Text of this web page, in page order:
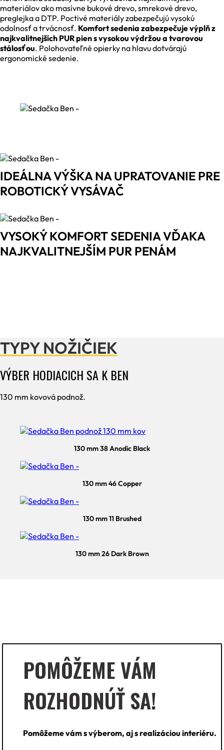
materiálov ako masívne bukové drevo, smrekové drevo,
preglejka a DTP. Poctivé materiály zabezpečujú vysokú
odolnosť a trvácnosť. Komfort sedenia zabezpečuje výplň z
najkvalitnejších PUR pien s vysokou výdržou a tvarovou
stálosťou. Polohovateľné opierky na hlavu dotvárajú
ergonomické sedenie.
IDEÁLNA VÝŠKA NA UPRATOVANIE PRE
ROBOTICKÝ VYSÁVAČ
VYSOKÝ KOMFORT SEDENIA VĎAKA
NAJKVALITNEJŠÍM PUR PENÁM
TYPY NOŽIČIEK
VÝBER HODIACICH SA K BEN
130 mm kovová podnož.
130 mm 38 Anodic Black
130 mm 46 Copper
130 mm 11 Brushed
130 mm 26 Dark Brown
POMÔŽEME VÁM
ROZHODNÚŤ SA!
Pomôžeme vám s výberom, aj s realizáciou interiéru.